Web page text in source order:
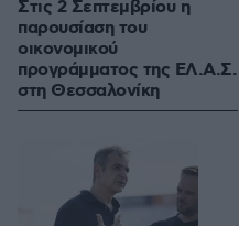
Στις 2 Σεπτεμβρίου η
παρουσίαση του
οικονομικού
προγράμματος της ΕΛ.Α.Σ.
στη Θεσσαλονίκη